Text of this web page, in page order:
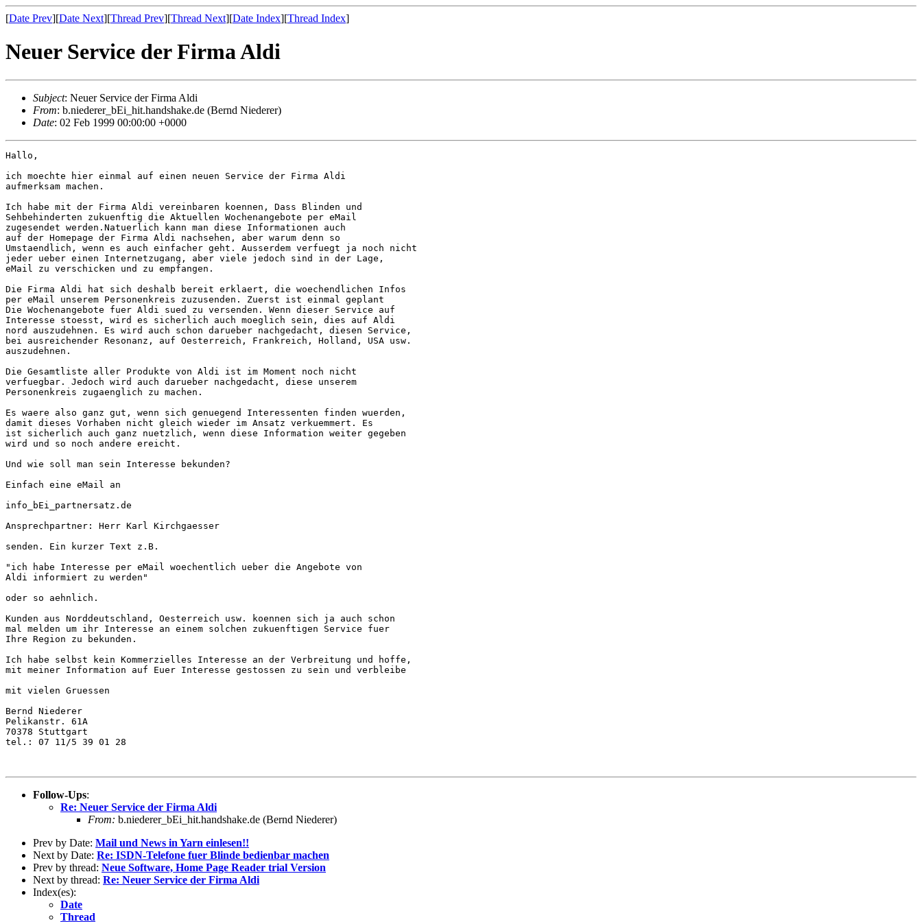
[Date Prev][Date Next][Thread Prev][Thread Next][Date Index][Thread Index]
Neuer Service der Firma Aldi
Subject: Neuer Service der Firma Aldi
From: b.niederer_bEi_hit.handshake.de (Bernd Niederer)
Date: 02 Feb 1999 00:00:00 +0000
Hallo,
ich moechte hier einmal auf einen neuen Service der Firma Aldi
aufmerksam machen.
Ich habe mit der Firma Aldi vereinbaren koennen, Dass Blinden und
Sehbehinderten zukuenftig die Aktuellen Wochenangebote per eMail
zugesendet werden.Natuerlich kann man diese Informationen auch
auf der Homepage der Firma Aldi nachsehen, aber warum denn so
Umstaendlich, wenn es auch einfacher geht. Ausserdem verfuegt ja noch nicht
jeder ueber einen Internetzugang, aber viele jedoch sind in der Lage,
eMail zu verschicken und zu empfangen.
Die Firma Aldi hat sich deshalb bereit erklaert, die woechendlichen Infos
per eMail unserem Personenkreis zuzusenden. Zuerst ist einmal geplant
Die Wochenangebote fuer Aldi sued zu versenden. Wenn dieser Service auf
Interesse stoesst, wird es sicherlich auch moeglich sein, dies auf Aldi
nord auszudehnen. Es wird auch schon darueber nachgedacht, diesen Service,
bei ausreichender Resonanz, auf Oesterreich, Frankreich, Holland, USA usw.
auszudehnen.
Die Gesamtliste aller Produkte von Aldi ist im Moment noch nicht
verfuegbar. Jedoch wird auch darueber nachgedacht, diese unserem
Personenkreis zugaenglich zu machen.
Es waere also ganz gut, wenn sich genuegend Interessenten finden wuerden,
damit dieses Vorhaben nicht gleich wieder im Ansatz verkuemmert. Es
ist sicherlich auch ganz nuetzlich, wenn diese Information weiter gegeben
wird und so noch andere ereicht.
Und wie soll man sein Interesse bekunden?
Einfach eine eMail an
info_bEi_partnersatz.de
Ansprechpartner: Herr Karl Kirchgaesser
senden. Ein kurzer Text z.B.
"ich habe Interesse per eMail woechentlich ueber die Angebote von
Aldi informiert zu werden"
oder so aehnlich.
Kunden aus Norddeutschland, Oesterreich usw. koennen sich ja auch schon
mal melden um ihr Interesse an einem solchen zukuenftigen Service fuer
Ihre Region zu bekunden.
Ich habe selbst kein Kommerzielles Interesse an der Verbreitung und hoffe,
mit meiner Information auf Euer Interesse gestossen zu sein und verbleibe
mit vielen Gruessen
Bernd Niederer
Pelikanstr. 61A
70378 Stuttgart
tel.: 07 11/5 39 01 28
Follow-Ups:
Re: Neuer Service der Firma Aldi
From: b.niederer_bEi_hit.handshake.de (Bernd Niederer)
Prev by Date: Mail und News in Yarn einlesen!!
Next by Date: Re: ISDN-Telefone fuer Blinde bedienbar machen
Prev by thread: Neue Software, Home Page Reader trial Version
Next by thread: Re: Neuer Service der Firma Aldi
Index(es):
Date
Thread